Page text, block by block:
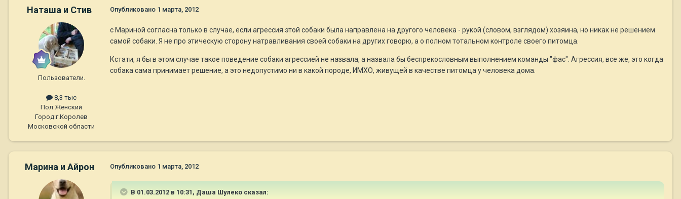
Наташа и Стив
Пользователи.
8,3 тыс
Пол:Женский
Город:г.Королев
Московской области
Опубликовано 1 марта, 2012
с Мариной согласна только в случае, если агрессия этой собаки была направлена на другого человека - рукой (словом, взглядом) хозяина, но никак не решением
самой собаки. Я не про этическую сторону натравливания своей собаки на других говорю, а о полном тотальном контроле своего питомца.
Кстати, я бы в этом случае такое поведение собаки агрессией не назвала, а назвала бы беспрекословным выполнением команды "фас". Агрессия, все же, это когда
собака сама принимает решение, а это недопустимо ни в какой породе, ИМХО, живущей в качестве питомца у человека дома.
Марина и Айрон Опубликовано 1 марта, 2012
В 01.03.2012 в 10:31, Даша Шулеко сказал: